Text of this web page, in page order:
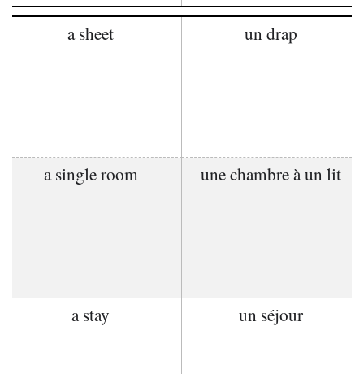
a sheet un drap
a single room une chambre à un lit
a stay un séjour